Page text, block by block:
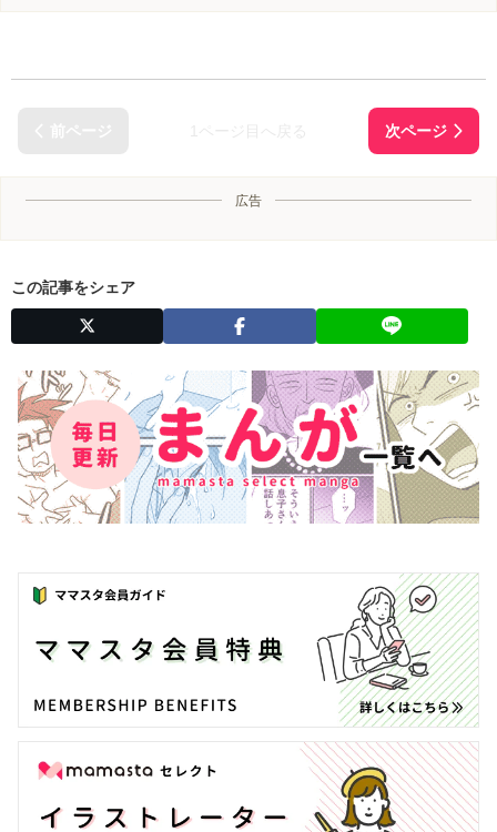
広告
この記事をシェア